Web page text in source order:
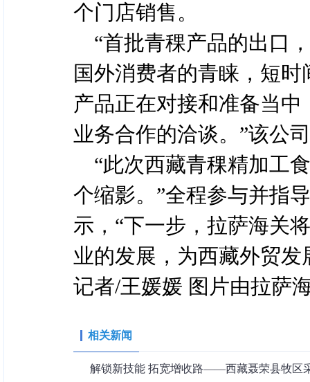
个门店销售。
“首批青稞产品的出口
国外消费者的青睐，短
产品正在对接和准备当
业务合作的洽谈。”该公
“此次西藏青稞精加工
个缩影。”全程参与并指
示，“下一步，拉萨海关
业的发展，为西藏外贸
记者/王媛媛 图片由拉萨
相关新闻
解锁新技能 拓宽增收路——西藏聂荣县牧区